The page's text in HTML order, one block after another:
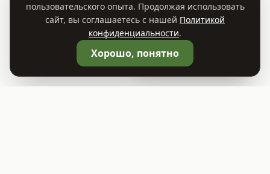
пользовательского опыта. Продолжая использовать
сайт, вы соглашаетесь с нашей Политикой
конфиденциальности.
Хорошо, понятно
🛒Корзина